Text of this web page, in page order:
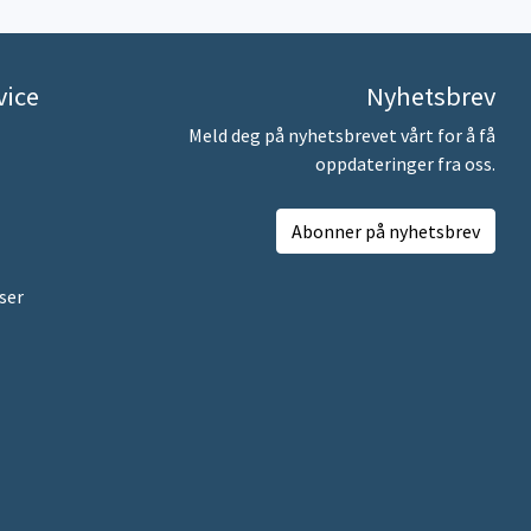
Nyhetsbrev
Meld deg på nyhetsbrevet vårt for å få
oppdateringer fra oss.
Abonner på nyhetsbrev